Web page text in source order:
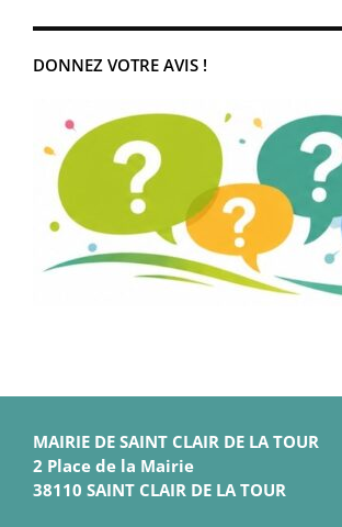
DONNEZ VOTRE AVIS !
MAIRIE DE SAINT CLAIR DE LA TOUR
2 Place de la Mairie
38110 SAINT CLAIR DE LA TOUR